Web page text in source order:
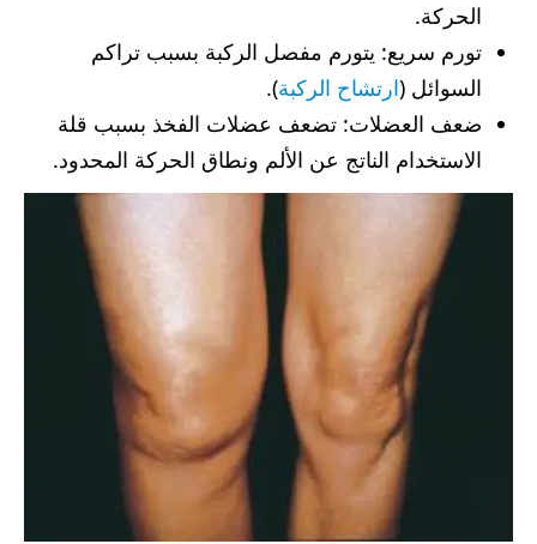
الحركة.
تورم سريع: يتورم مفصل الركبة بسبب تراكم
السوائل (ارتشاح الركبة).
ضعف العضلات: تضعف عضلات الفخذ بسبب قلة
الاستخدام الناتج عن الألم ونطاق الحركة المحدود.